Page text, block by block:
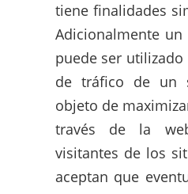
tiene finalidades
Adicionalmente un
puede ser
de tráfico de un
objeto de
través de la
visitantes de los
aceptan que